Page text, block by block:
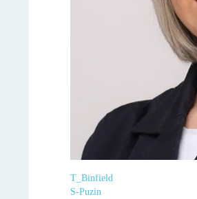
T_Binfield
S-Puzin